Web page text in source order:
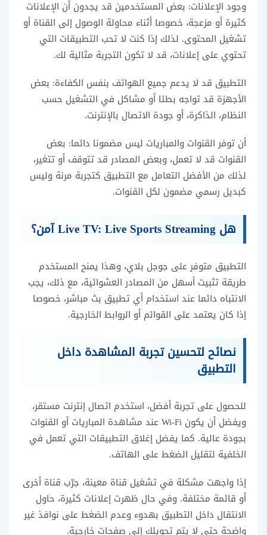
وجود الإعلانات: بعض المستخدمين قد يجدون أن الإعلانات
كثيرة أو مزعجة، خصوصا أثناء محاولة الوصول إلى القناة أو
تشغيل المحتوى. لذلك إذا كنت لا تحب التطبيقات التي
تحتوي على إعلانات، قد لا تكون التجربة مثالية لك.
التطبيق قد لا يدعم جميع الهواتف بنفس الكفاءة: بعض
الأجهزة قد تواجه بطئا أو مشاكل في التشغيل حسب
النظام، الذاكرة، أو جودة الاتصال بالإنترنت.
أن توفر القنوات والمباريات ليس مضمونا دائما: بعض
القنوات قد لا تعمل، وبعض المصادر قد تتوقف أو تتغير،
لذلك من الأفضل التعامل مع التطبيق كتجربة مرنة وليس
كبديل رسمي مضمون لكل القنوات.
هل Live TV: Live Sports Streaming آمن؟
التطبيق متوفر على جوجل بلاي، وهذا يمنح المستخدم
طريقة تثبيت أسهل من المصادر العشوائية، مع ذلك، يجب
الانتباه دائما عند استخدام أي تطبيق بث مباشر، خصوصا
إذا كان يعتمد على القوائم أو الروابط الخارجية.
نصائح لتحسين تجربة المشاهدة داخل
التطبيق
للحصول على تجربة أفضل، استخدم اتصال إنترنت مستقر،
ويفضل أن يكون Wi-Fi عند مشاهدة المباريات أو القنوات
بجودة عالية. كما يفضل إغلاق التطبيقات التي تعمل في
الخلفية لتقليل الضغط على الهاتف.
إذا واجهت مشكلة في تشغيل قناة معينة، جرّب قناة أخرى
أو قائمة مختلفة. وفي حال ظهرت إعلانات كثيرة، حاول
الانتقال داخل التطبيق بهدوء وعدم الضغط على نوافذ غير
واضحة حتى لا يتم تحويلك إلى صفحات خارجية.